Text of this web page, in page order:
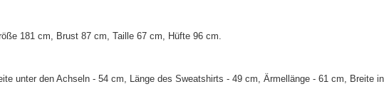
181 cm, Brust 87 cm, Taille 67 cm, Hüfte 96 cm.
unter den Achseln - 54 cm, Länge des Sweatshirts - 49 cm, Ärmellänge - 61 cm, Breite